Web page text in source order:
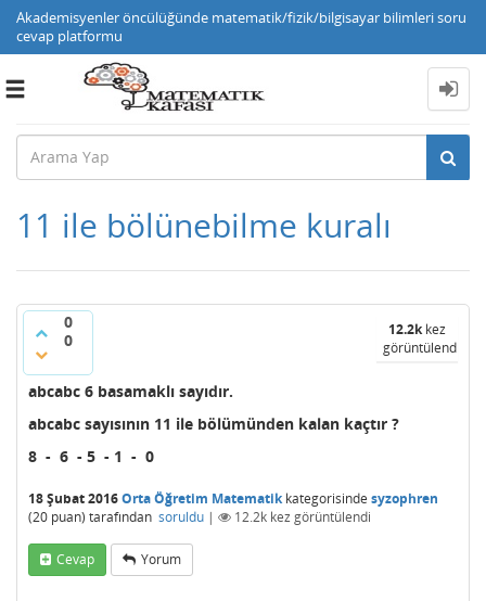
Akademisyenler öncülüğünde matematik/fizik/bilgisayar bilimleri soru
cevap platformu
Toggle
11 ile bölünebilme kuralı
0
0
12.2kkez
görüntülendi
abcabc 6 basamaklı sayıdır.
abcabc sayısının 11 ile bölümünden kalan kaçtır ?
8 - 6 - 5 - 1 - 0
18 Şubat 2016Orta Öğretim Matematikkategorisinde syzophren
(20 puan) tarafından soruldu | 12.2k kez görüntülendi
Cevap Yorum